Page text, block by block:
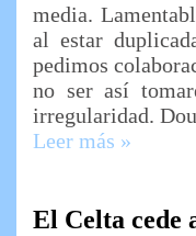
media.
al estar
pedimos
no ser así
irregularidad.
Leer más »
El Celta cede